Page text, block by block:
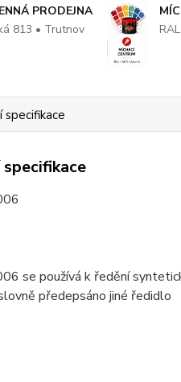
PRODEJNA
813 • Trutnov
se používá k ředění
předepsáno jiné ředidlo